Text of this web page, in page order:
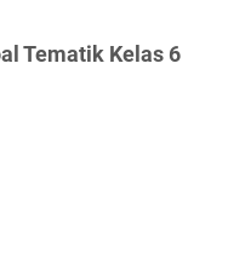
Tematik Kelas 6